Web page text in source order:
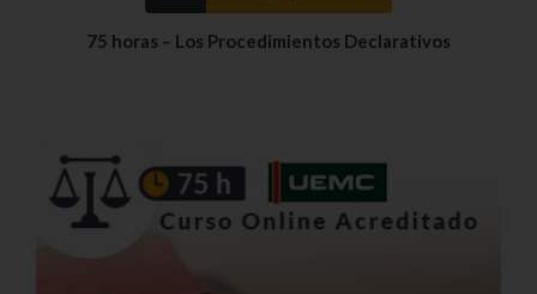
75 horas – Los Procedimientos Declarativos